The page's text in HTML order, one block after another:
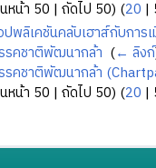
หน้า 50 | ถัดไป 50) (20 |
พลิเคชันคลับเฮาส์กับการเ
รคชาติพัฒนากล้า (← ลิงก์
รคชาติพัฒนากล้า
หน้า 50 | ถัดไป 50) (20 |